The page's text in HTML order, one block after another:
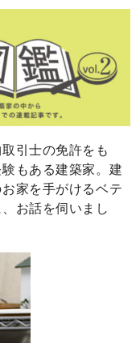
引士の免許をも
もある建築家。建
家を手がけるベテ
お話を伺いまし